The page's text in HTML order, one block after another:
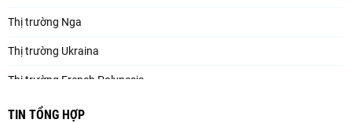
Thị trường Nga
Thị trường Ukraina
Thị trường French Polynesia
Thị trường Trung Quốc
TIN TỔNG HỢP